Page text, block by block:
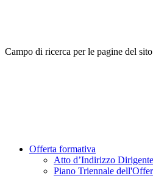
Campo di ricerca per le pagine del sito
Offerta formativa
Atto d’Indirizzo
Piano Triennale